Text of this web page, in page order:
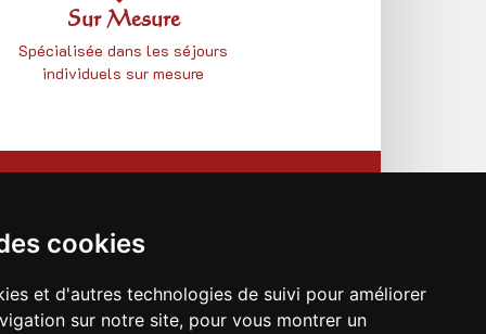
cookies
et d'autres technologies de suivi pour améliorer
sur notre site, pour vous montrer un
Sur Mesure
Spécialisée dans les séjours
individuels sur mesure